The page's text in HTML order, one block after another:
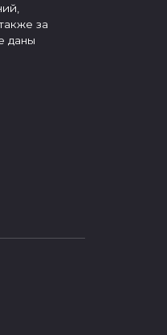
за
даны